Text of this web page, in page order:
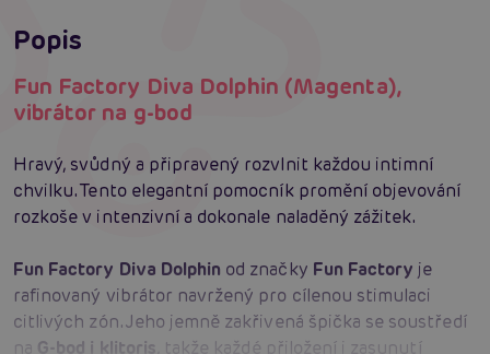
Popis
Fun Factory Diva Dolphin (Magenta),
vibrátor na g-bod
Hravý, svůdný a připravený rozvlnit každou intimní
chvilku. Tento elegantní pomocník promění objevování
rozkoše v intenzivní a dokonale naladěný zážitek.
Fun Factory Diva Dolphin od značky Fun Factory je
rafinovaný vibrátor navržený pro cílenou stimulaci
citlivých zón. Jeho jemně zakřivená špička se soustředí
na G-bod i klitoris , takže každé přiložení i zasunutí